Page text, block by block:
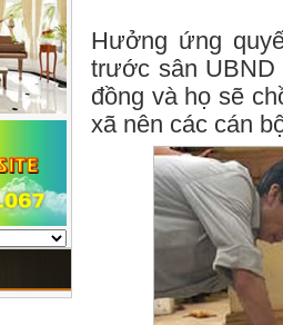
Hưởng ứng
trước sân
đồng và họ sẽ
xã nên các cán